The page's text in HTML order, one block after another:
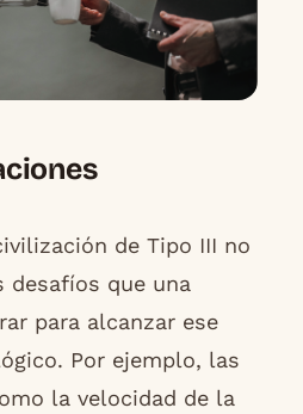
de Tipo III no
desafíos que una
para alcanzar ese
Por ejemplo, las
la velocidad de la